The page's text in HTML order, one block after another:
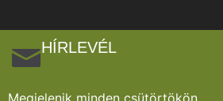
HÍRLEVÉL
Megjelenik minden csütörtökön